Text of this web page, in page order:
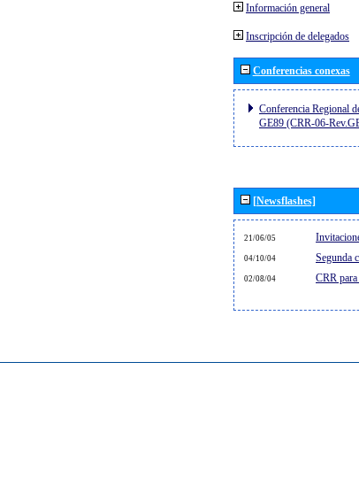
Información general
Inscripción de delegados
Conferencias conexas
Conferencia Regional
GE89 (CRR-06-
[Newsflashes]
21/06/05
04/10/04 Segunda
02/08/04 CRR